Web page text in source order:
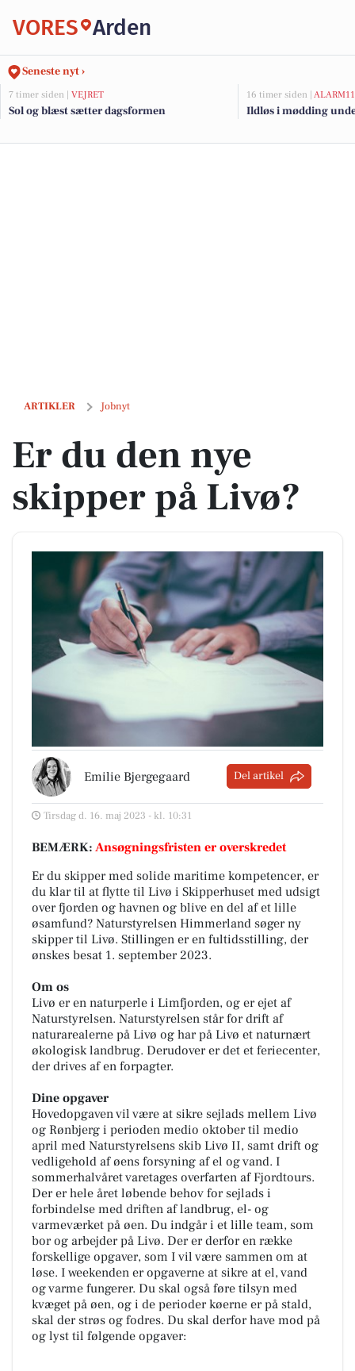
VORES Arden
Seneste nyt ›
7 timer siden | VEJRET
Sol og blæst sætter dagsformen
16 timer siden |
Ildløs i mødding
ARTIKLER Jobnyt
Er du den nye skipper på Livø?
Er du den nye
skipper på Livø?
Emilie Bjergegaard Del artikel
Tirsdag d. 16. maj 2023 - kl. 10:31
BEMÆRK: Ansøgningsfristen er overskredet
Er du skipper med solide maritime kompetencer, er
du klar til at flytte til Livø i Skipperhuset med udsigt
over fjorden og havnen og blive en del af et lille
øsamfund? Naturstyrelsen Himmerland søger ny
skipper til Livø. Stillingen er en fultidsstilling, der
ønskes besat 1. september 2023.
Om os
Livø er en naturperle i Limfjorden, og er ejet af
Naturstyrelsen. Naturstyrelsen står for drift af
naturarealerne på Livø og har på Livø et naturnært
økologisk landbrug. Derudover er det et feriecenter,
der drives af en forpagter.
Dine opgaver
Hovedopgaven vil være at sikre sejlads mellem Livø
og Rønbjerg i perioden medio oktober til medio
april med Naturstyrelsens skib Livø II, samt drift og
vedligehold af øens forsyning af el og vand. I
sommerhalvåret varetages overfarten af Fjordtours.
Der er hele året løbende behov for sejlads i
forbindelse med driften af landbrug, el- og
varmeværket på øen. Du indgår i et lille team, som
bor og arbejder på Livø. Der er derfor en række
forskellige opgaver, som I vil være sammen om at
løse. I weekenden er opgaverne at sikre at el, vand
og varme fungerer. Du skal også føre tilsyn med
kvæget på øen, og i de perioder køerne er på stald,
skal der strøs og fodres. Du skal derfor have mod på
og lyst til følgende opgaver: